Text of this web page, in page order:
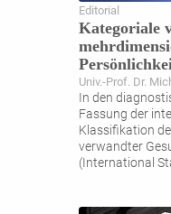
Editorial
Kategoriale
Univ.-Prof. Dr.
In den
Fassung der
Klassifikation
verwandter
(International